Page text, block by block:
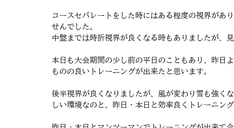
コースセパレートをした時にはある程度の視界があ
せんでした。
中盤までは時折視界が良くなる時もありましたが、
本日も大会期間の少し前の平日のこともあり、昨日
ものの良いトレーニングが出来たと思います。
後半視界が良くなりましたが、風が変わり雪も強く
しい環境なのと、昨日・本日と効率良くトレーニン